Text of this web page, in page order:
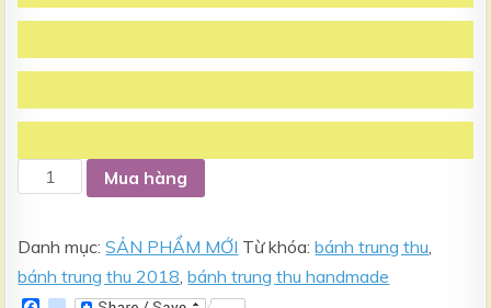
Bánh
HANDMADE
trao
Mua hàng
Danh mục:SẢN PHẨM MỚI Từ khóa:bánh trung thu,
bánh trung thu 2018,bánh trung thu handmade